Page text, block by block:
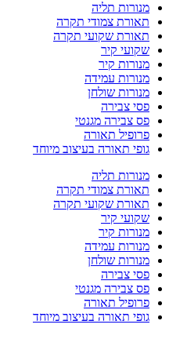
מנורות תליה
תאורת צמודי תקרה
תאורת שקועי תקרה
שקועי קיר
מנורות קיר
מנורות עמידה
מנורות שולחן
פסי צבירה
פס צבירה מגנטי
פרופיל תאורה
גופי תאורה בעיצוב מיוחד
מנורות תליה
תאורת צמודי תקרה
תאורת שקועי תקרה
שקועי קיר
מנורות קיר
מנורות עמידה
מנורות שולחן
פסי צבירה
פס צבירה מגנטי
פרופיל תאורה
גופי תאורה בעיצוב מיוחד